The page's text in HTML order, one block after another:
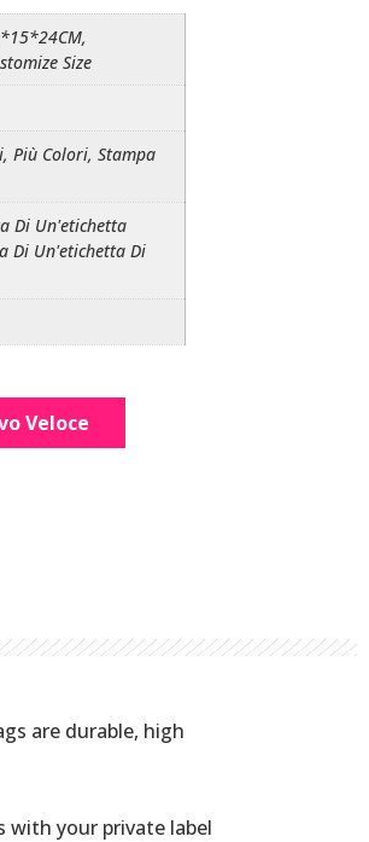
Size
Più Colori, Stampa
Di Un'etichetta
Di Un'etichetta Di
Veloce
are durable, high
with your private label